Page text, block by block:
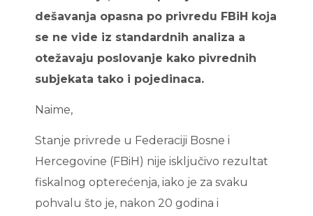
dešavanja opasna po privredu FBiH koja
se ne vide iz standardnih analiza a
otežavaju poslovanje kako pivrednih
subjekata tako i pojedinaca.
Naime,
Stanje privrede u Federaciji Bosne i
Hercegovine (FBiH) nije isključivo rezultat
fiskalnog opterećenja, iako je za svaku
pohvalu što je, nakon 20 godina i